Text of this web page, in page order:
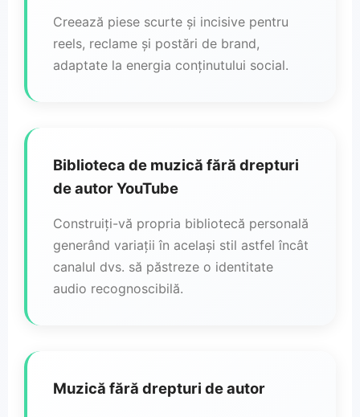
Creează piese scurte și incisive pentru
reels, reclame și postări de brand,
adaptate la energia conținutului social.
Biblioteca de muzică fără drepturi
de autor YouTube
Construiți-vă propria bibliotecă personală
generând variații în același stil astfel încât
canalul dvs. să păstreze o identitate
audio recognoscibilă.
Muzică fără drepturi de autor